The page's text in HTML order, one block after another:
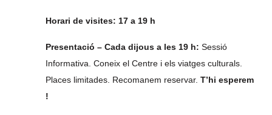
Horari de visites: 17 a 19 h
Presentació – Cada dijous a les 19 h: Sessió
Informativa. Coneix el Centre i els viatges culturals.
Places limitades. Recomanem reservar. T’hi esperem
!